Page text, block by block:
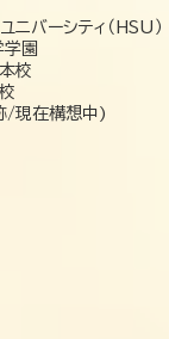
ニバーシティ（HSU）
園
校
/現在構想中)